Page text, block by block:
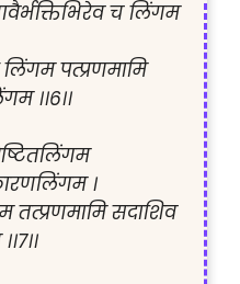
च लिंगम
पत्प्रणमामि
।।6।।
।
तत्प्रणमामि सदाशिव